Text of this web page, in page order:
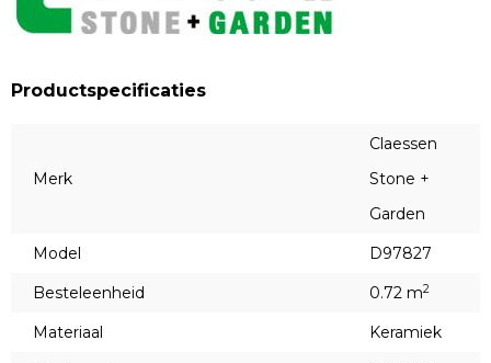
Productspecificaties
Merk
Claessen
Stone +
Garden
Model
D97827
Besteleenheid
0.72 m2
Materiaal
Keramiek